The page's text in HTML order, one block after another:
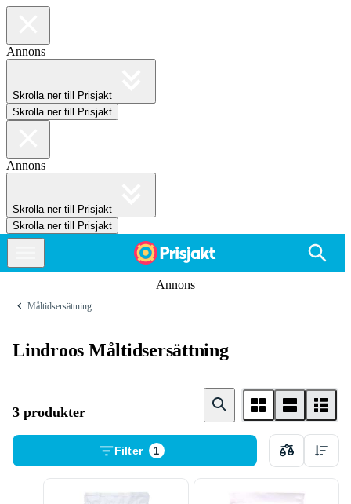
Annons
Skrolla ner till Prisjakt
Skrolla ner till Prisjakt
Annons
Skrolla ner till Prisjakt
Skrolla ner till Prisjakt
Annons
Måltidsersättning
Lindroos Måltidsersättning
3 produkter
Filter 1